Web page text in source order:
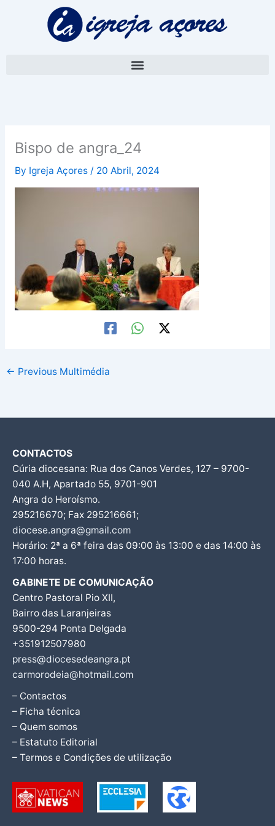
Bispo de angra_24
By Igreja Açores / 20 Abril, 2024
← Previous Multimédia
CONTACTOS
Cúria diocesana: Rua dos Canos Verdes, 127 – 9700-
040 A.H, Apartado 55, 9701-901
Angra do Heroísmo.
295216670; Fax 295216661;
diocese.angra@gmail.com
Horário: 2ª a 6ª feira das 09:00 às 13:00 e das 14:00 às
17:00 horas.
GABINETE DE COMUNICAÇÃO
Centro Pastoral Pio XII,
Bairro das Laranjeiras
9500-294 Ponta Delgada
+351912507980
press@diocesedeangra.pt
carmorodeia@hotmail.com
– Contactos
– Ficha técnica
– Quem somos
– Estatuto Editorial
– Termos e Condições de utilização